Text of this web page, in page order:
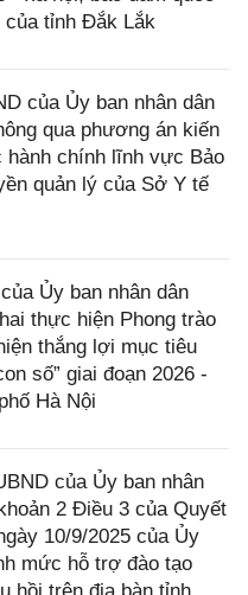
của tỉnh Đắk Lắk
của Ủy ban nhân dân
qua phương án kiến
hành chính lĩnh vực Bảo
quản lý của Sở Y tế
Ủy ban nhân dân
thực hiện Phong trào
thắng lợi mục tiêu
số” giai đoạn 2026 -
Hà Nội
của Ủy ban nhân
2 Điều 3 của Quyết
10/9/2025 của Ủy
mức hỗ trợ đào tạo